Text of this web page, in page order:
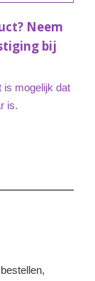
Neem
bij
is mogelijk dat
is.